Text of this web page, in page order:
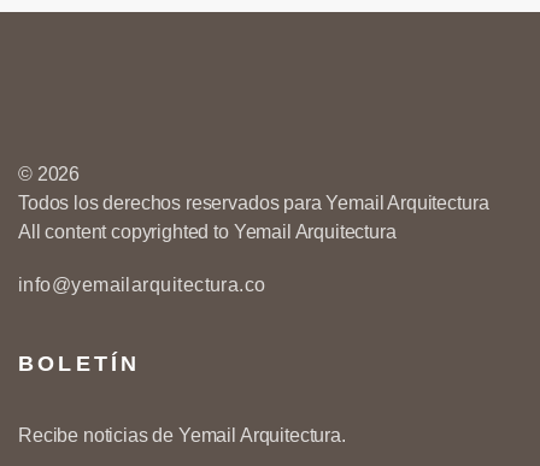
© 2026
Todos los derechos reservados para Yemail Arquitectura
All content copyrighted to Yemail Arquitectura
info@yemailarquitectura.co
BOLETÍN
Recibe noticias de Yemail Arquitectura.